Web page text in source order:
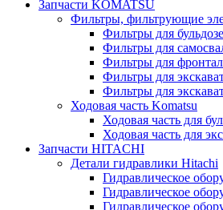
Запчасти KOMATSU
Фильтры, фильтрующие
Фильтры для
Фильтры для
Фильтры для
Фильтры для
Фильтры для
Ходовая часть Komatsu
Ходовая часть для
Ходовая часть для
Запчасти HITACHI
Детали гидравлики Hitachi
Гидравлическое
Гидравлическое
Гидравлическое